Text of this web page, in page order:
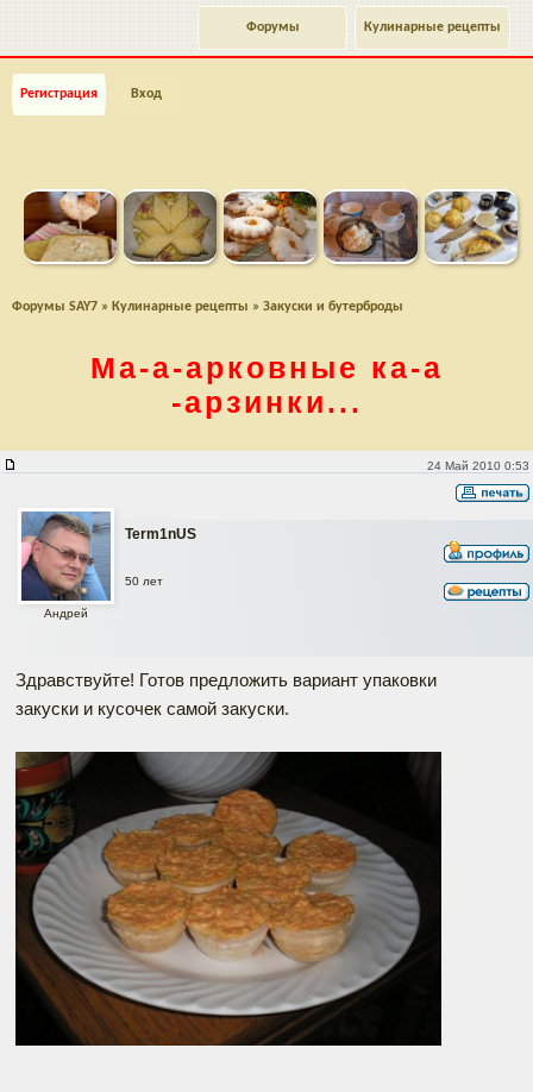
Кулинарные рецепты
Форумы
Регистрация Вход
Форумы SAY7 » Кулинарные рецепты » Закуски и бутерброды
Ма-а-арковные ка-а
-арзинки...
24 Май 2010 0:53
Term1nUS
Андрей
50 лет
Здравствуйте! Готов предложить вариант упаковки
закуски и кусочек самой закуски.